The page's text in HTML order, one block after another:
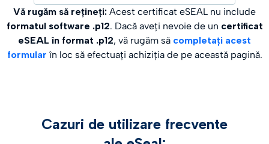
Vă rugăm să rețineți: Acest certificat eSEAL nu include
formatul software .p12. Dacă aveți nevoie de un certificat
eSEAL în format .p12, vă rugăm să completați acest
formular în loc să efectuați achiziția de pe această pagină.
Cazuri de utilizare frecvente